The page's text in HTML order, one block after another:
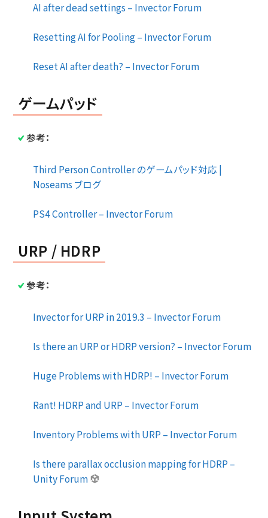
AI after dead settings – Invector Forum
Resetting AI for Pooling – Invector Forum
Reset AI after death? – Invector Forum
ゲームパッド
参考：
Third Person Controller のゲームパッド対応 |
Noseams ブログ
PS4 Controller – Invector Forum
URP / HDRP
参考：
Invector for URP in 2019.3 – Invector Forum
Is there an URP or HDRP version? – Invector Forum
Huge Problems with HDRP! – Invector Forum
Rant! HDRP and URP – Invector Forum
Inventory Problems with URP – Invector Forum
Is there parallax occlusion mapping for HDRP –
Unity Forum